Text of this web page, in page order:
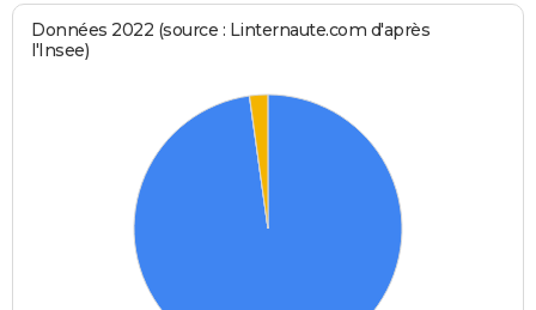
Données 2022 (source : Linternaute.com d'après
l'Insee)